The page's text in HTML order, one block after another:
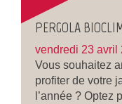
PERGOLA
vendredi 23 avril
Vous souhaitez
profiter de votre
l’année ?